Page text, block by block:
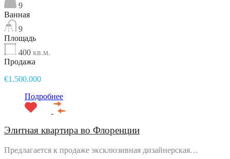
9
Ванная
9
Площадь
400 кв.м.
Продажа
€1.500.000
Подробнее
Элитная квартира во Флоренции
Предлагается к продаже эксклюзивная дизайнерская…